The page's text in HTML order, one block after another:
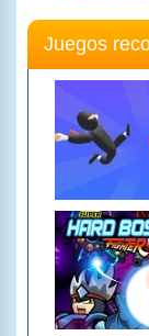
Juegos